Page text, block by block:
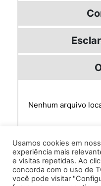
Nenhum arquivo
Av. Prof. Armando
Usamos cookies em
experiência mais
e visitas repetidas. Ao
concorda com o uso de
você pode visitar